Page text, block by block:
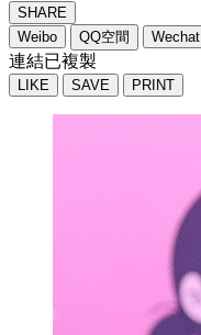
SHARE
Weibo
QQ空間 Wechat
連結已複製
LIKE SAVE PRINT